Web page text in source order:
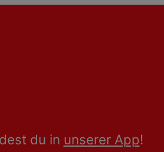
du in unserer App!